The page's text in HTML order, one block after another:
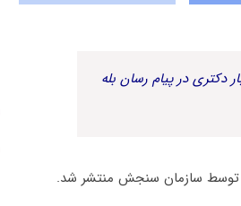
دکتری در پیام رسان بله